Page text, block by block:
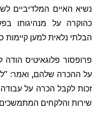
נשיא האיים המלדיביים
כהוקרה על מנהיגותו
הבלתי נלאית למען קיימות
פרופסור פלוגאיטיס הודה
על ההכרה שלהם, ואמר:
זכות לקבל הכרה על עבודה
שירות והלקחים